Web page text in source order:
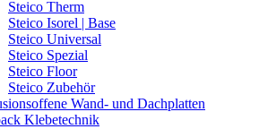
Steico Therm
Steico Isorel | Base
Steico Universal
Steico Spezial
Steico Floor
Steico Zubehör
Wand- und Dachplatten
Klebetechnik